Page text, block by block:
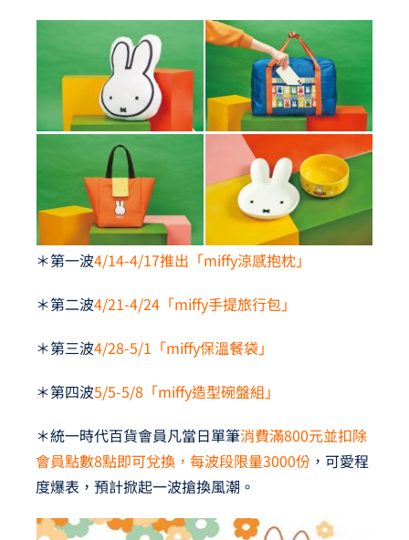
＊第一波4/14-4/17推出「miffy涼感抱枕」
＊第二波4/21-4/24「miffy手提旅行包」
＊第三波4/28-5/1「miffy保溫餐袋」
＊第四波5/5-5/8「miffy造型碗盤組」
＊統一時代百貨會員凡當日單筆消費滿800元並扣除
會員點數8點即可兌換，每波段限量3000份，可愛程
度爆表，預計掀起一波搶換風潮。